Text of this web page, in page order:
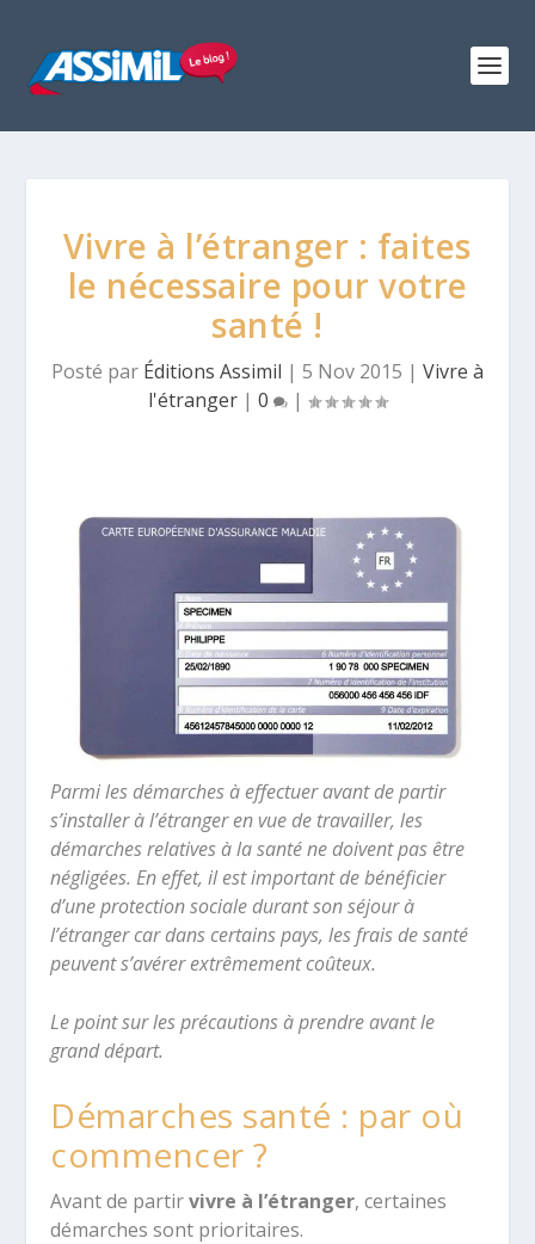
Vivre à l’étranger : faites
le nécessaire pour votre
santé !
Posté par Éditions Assimil | 5 Nov 2015 | Vivre à
l'étranger | 0 |
Parmi les démarches à effectuer avant de partir
s’installer à l’étranger en vue de travailler, les
démarches relatives à la santé ne doivent pas être
négligées. En effet, il est important de bénéficier
d’une protection sociale durant son séjour à
l’étranger car dans certains pays, les frais de santé
peuvent s’avérer extrêmement coûteux.
Le point sur les précautions à prendre avant le
grand départ.
Démarches santé : par où
commencer ?
Avant de partirvivre à l’étranger, certaines
démarches sont prioritaires.